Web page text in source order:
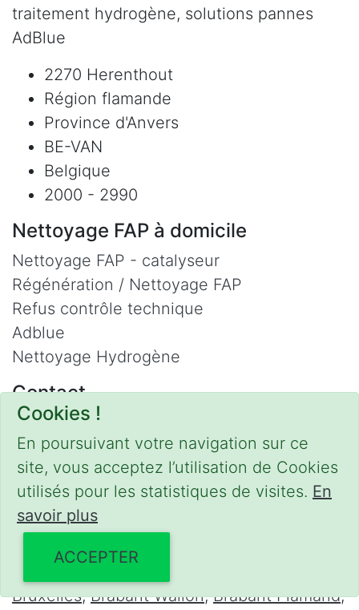
Cookies !
En poursuivant votre navigation sur ce
site, vous acceptez l’utilisation de Cookies
utilisés pour les statistiques de visites. En
savoir plus
ACCEPTER
traitement hydrogène, solutions pannes
AdBlue
2270 Herenthout
Région flamande
Province d'Anvers
BE-VAN
Belgique
2000 - 2990
Nettoyage FAP à domicile
Nettoyage FAP - catalyseur
Régénération / Nettoyage FAP
Refus contrôle technique
Adblue
Nettoyage Hydrogène
Contact
Phone :0475 47 20 19
Email :mobilii@tcontact.me
Décalaminage & Régénération FAP à
domicile
Interventions urgentes sur la Belgique dans
les régions suivantes :
Bruxelles,Brabant Wallon,Brabant Flamand,